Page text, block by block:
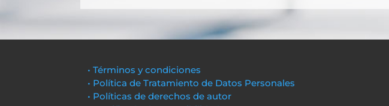
• Términos y condiciones
• Política de Tratamiento de Datos Personales
• Políticas de derechos de autor